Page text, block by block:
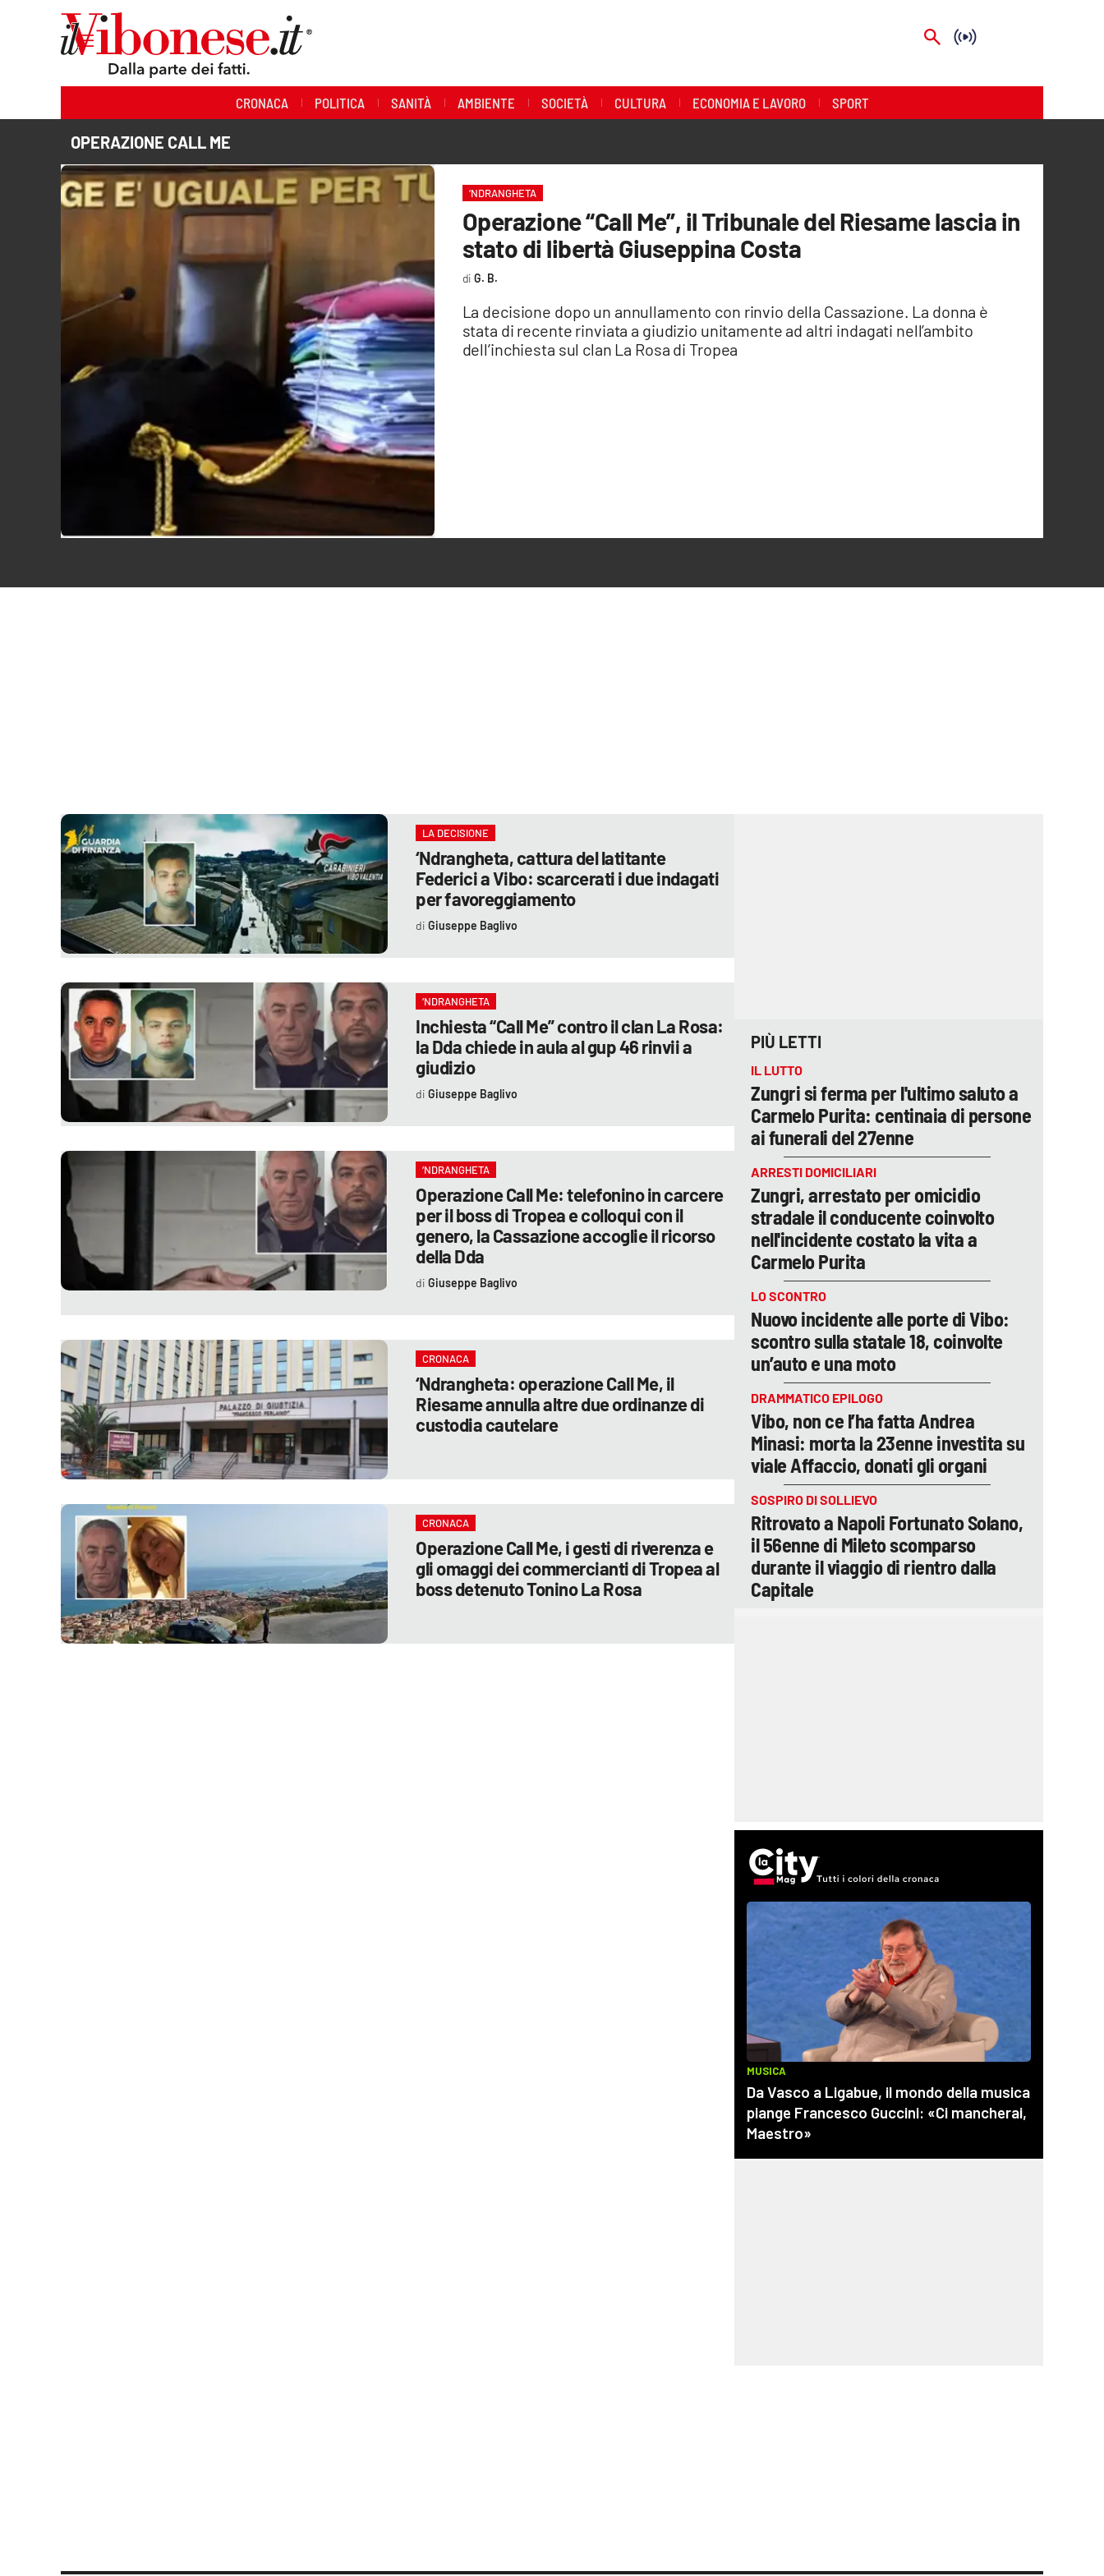
cosenzachannel.it
catanzarochannel.it
lacapitalenews.it
CRONACA POLITICA SANITÀ AMBIENTE SOCIETÀ CULTURA ECONOMIA E LAVORO SPORT
OPERAZIONE CALL ME
‘NDRANGHETA
Operazione “Call Me”, il Tribunale del Riesame lascia in
stato di libertà Giuseppina Costa
La decisione dopo un annullamento con rinvio della Cassazione. La donna è
stata di recente rinviata a giudizio unitamente ad altri indagati nell’ambito
dell’inchiesta sul clan La Rosa di Tropea
G. B.
LA DECISIONE
‘Ndrangheta, cattura del latitante
Federici a Vibo: scarcerati i due indagati
per favoreggiamento
Giuseppe Baglivo
‘NDRANGHETA
Inchiesta “Call Me” contro il clan La Rosa:
la Dda chiede in aula al gup 46 rinvii a
giudizio
Giuseppe Baglivo
‘NDRANGHETA
Operazione Call Me: telefonino in carcere
per il boss di Tropea e colloqui con il
genero, la Cassazione accoglie il ricorso
della Dda
Giuseppe Baglivo
CRONACA
‘Ndrangheta: operazione Call Me, il
Riesame annulla altre due ordinanze di
custodia cautelare
CRONACA
Operazione Call Me, i gesti di riverenza e
gli omaggi dei commercianti di Tropea al
boss detenuto Tonino La Rosa
PIÙ LETTI
IL LUTTO
Zungri si ferma per l'ultimo saluto a
Carmelo Purita: centinaia di persone
ai funerali del 27enne
ARRESTI DOMICILIARI
Zungri, arrestato per omicidio
stradale il conducente coinvolto
nell'incidente costato la vita a
Carmelo Purita
LO SCONTRO
Nuovo incidente alle porte di Vibo:
scontro sulla statale 18, coinvolte
un’auto e una moto
DRAMMATICO EPILOGO
Vibo, non ce l’ha fatta Andrea
Minasi: morta la 23enne investita su
viale Affaccio, donati gli organi
SOSPIRO DI SOLLIEVO
Ritrovato a Napoli Fortunato Solano,
il 56enne di Mileto scomparso
durante il viaggio di rientro dalla
Capitale